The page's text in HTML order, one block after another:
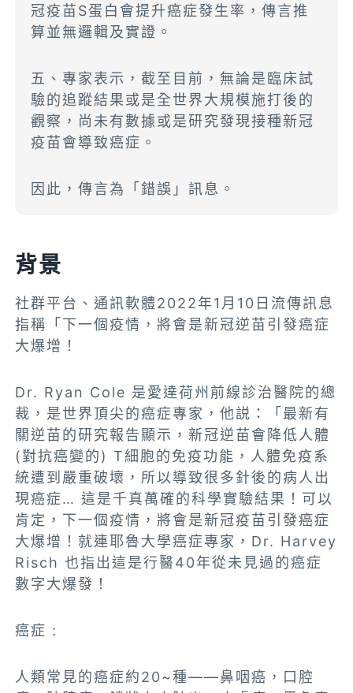
冠疫苗S蛋白會提升癌症發生率，傳言推
算並無邏輯及實證。
五、專家表示，截至目前，無論是臨床試
驗的追蹤結果或是全世界大規模施打後的
觀察，尚未有數據或是研究發現接種新冠
疫苗會導致癌症。
因此，傳言為「錯誤」訊息。
背景
社群平台、通訊軟體2022年1月10日流傳訊息
指稱「 下一個疫情，將會是新冠逆苗引發癌症
大爆增！
Dr. Ryan Cole 是愛達荷州前線診治醫院的總
裁，是世界頂尖的癌症專家，他説：「最新有
關逆苗的研究報告顯示 ，新冠逆苗會降低人體
(對抗癌變的) T細胞的免疫功能，人體免疫系
統遭到嚴重破壞，所以導致很多針後的病人出
現癌症… 這是千真萬確的科學實驗結果！可以
肯定，下一個疫情，將會是新冠疫苗引發癌症
大爆增！就連耶魯大學癌症專家，Dr. Harvey
Risch 也指出這是行醫40年從未見過的癌症
數字大爆發！
癌症 :
人類常見的癌症約20~種——鼻咽癌，口腔